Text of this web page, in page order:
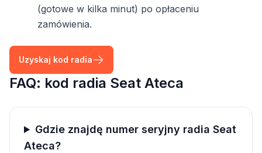
(gotowe w kilka minut) po opłaceniu
zamówienia.
Uzyskaj kod radia
FAQ: kod radia Seat Ateca
Gdzie znajdę numer seryjny radia Seat
Ateca?